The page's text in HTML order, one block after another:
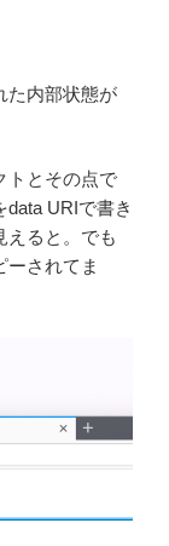
た内部状態が
トとその点で
URIで書き
えると。でも
ーされてま